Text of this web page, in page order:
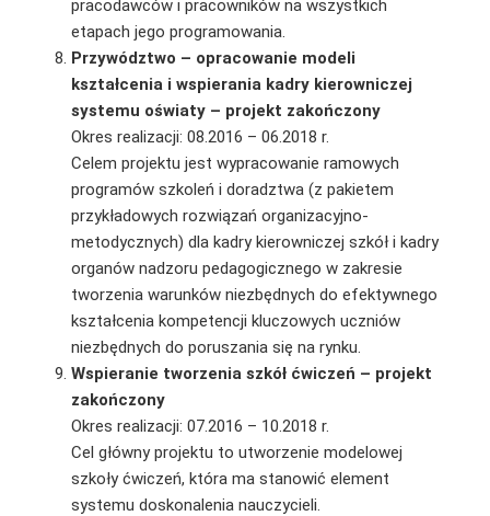
pracodawców i pracowników na wszystkich
etapach jego programowania.
Przywództwo – opracowanie modeli
kształcenia i wspierania kadry kierowniczej
systemu oświaty – projekt zakończony
Okres realizacji: 08.2016 – 06.2018 r.
Celem projektu jest wypracowanie ramowych
programów szkoleń i doradztwa (z pakietem
przykładowych rozwiązań organizacyjno-
metodycznych) dla kadry kierowniczej szkół i kadry
organów nadzoru pedagogicznego w zakresie
tworzenia warunków niezbędnych do efektywnego
kształcenia kompetencji kluczowych uczniów
niezbędnych do poruszania się na rynku.
Wspieranie tworzenia szkół ćwiczeń – projekt
zakończony
Okres realizacji: 07.2016 – 10.2018 r.
Cel główny projektu to utworzenie modelowej
szkoły ćwiczeń, która ma stanowić element
systemu doskonalenia nauczycieli.